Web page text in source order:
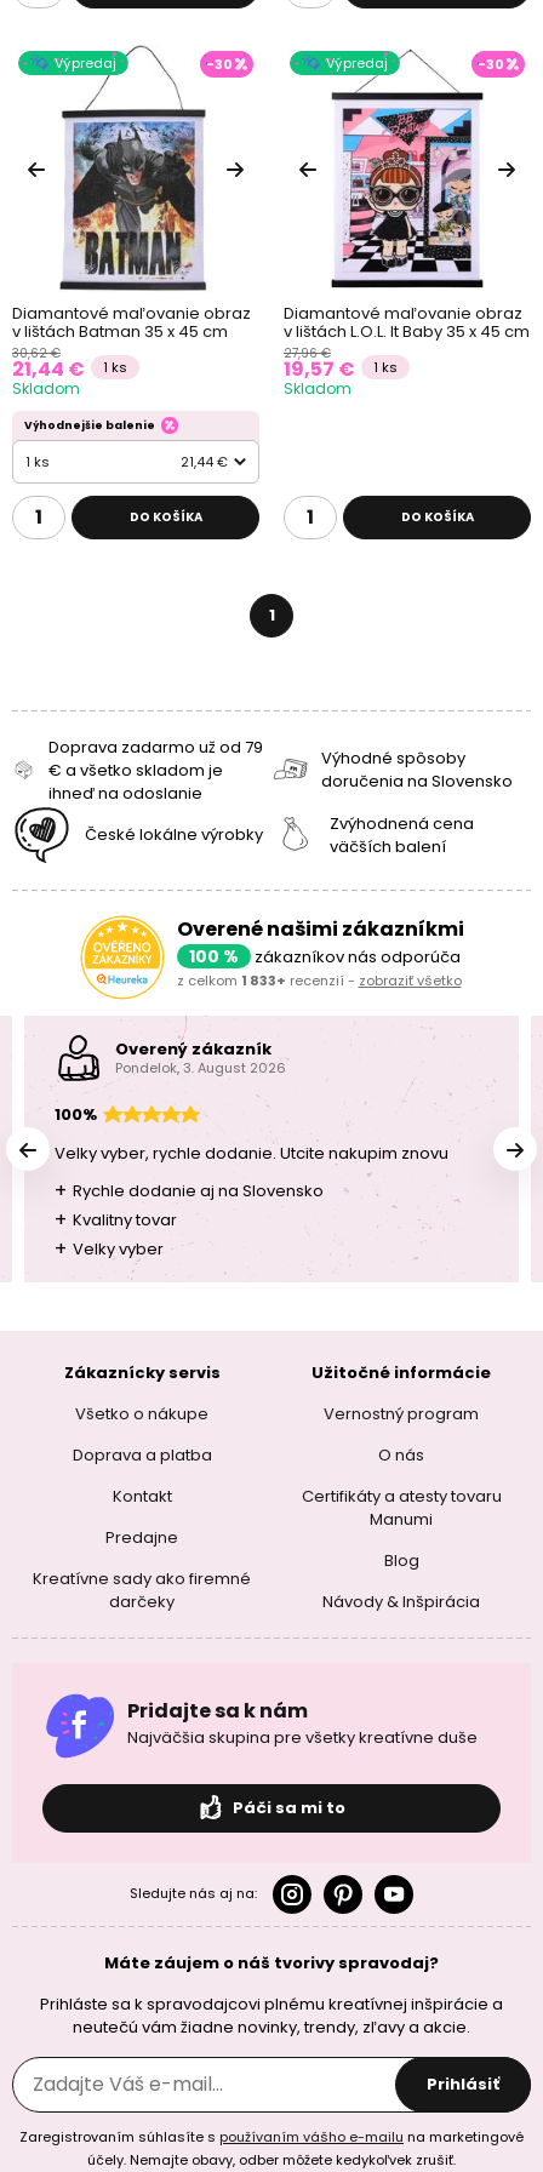
pod dohledem dospělé osoby. Diamantové malování je
Tip:Když bude dílo hotové, nezapomeňte kamínky rovnoměrně
přitlačit na plátno (třeba knihou nebo prkénkem), abyste se ujistili,
že jsou všude stejně kvalitně přilepené.
A pokud vás baví diamantové malování, možná vás bude zajímat
i kategorie
malování podle čísel
Výpredaj -30
Diamantové maľovanie obraz
v lištách Batman 35 x 45 cm
30,62 €
21,44 € 1 ks
Skladom
Výhodnejšie balenie
1 ks 21,44 €
DO KOŠÍKA
Výpredaj -30
Diamantové maľovanie obraz
v lištách L.O.L. It Baby 35 x 45 cm
27,96 €
19,57 € 1 ks
Skladom
DO KOŠÍKA
1
Doprava zadarmo už od 79
€ a všetko skladom je
ihneď na odoslanie
Výhodné spôsoby
doručenia na Slovensko
České lokálne výrobky
Zvýhodnená cena
väčších balení
Overené našimi zákazníkmi
100 % zákazníkov nás odporúča
z celkom 1 833+ recenzií - zobraziť všetko
Overený zákazník
Pondelok, 3. August 2026
100%
Velky vyber, rychle dodanie. Utcite nakupim znovu
+ Rychle dodanie aj na Slovensko
+ Kvalitny tovar
+ Velky vyber
Zákaznícky servis
Všetko o nákupe
Doprava a platba
Kontakt
Predajne
Kreatívne sady ako firemné
darčeky
Užitočné informácie
Vernostný program
O nás
Certifikáty a atesty tovaru
Manumi
Blog
Návody & Inšpirácia
Pridajte sa k nám
Najväčšia skupina pre všetky kreatívne duše
Páči sa mi to
Sledujte nás aj na:
Máte záujem o náš tvorivy spravodaj?
Prihláste sa k spravodajcovi plnému kreatívnej inšpirácie a
neutečú vám žiadne novinky, trendy, zľavy a akcie.
Prihlásiť
Zaregistrovaním súhlasíte s používaním vášho e-mailu na marketingové
účely. Nemajte obavy, odber môžete kedykoľvek zrušiť.